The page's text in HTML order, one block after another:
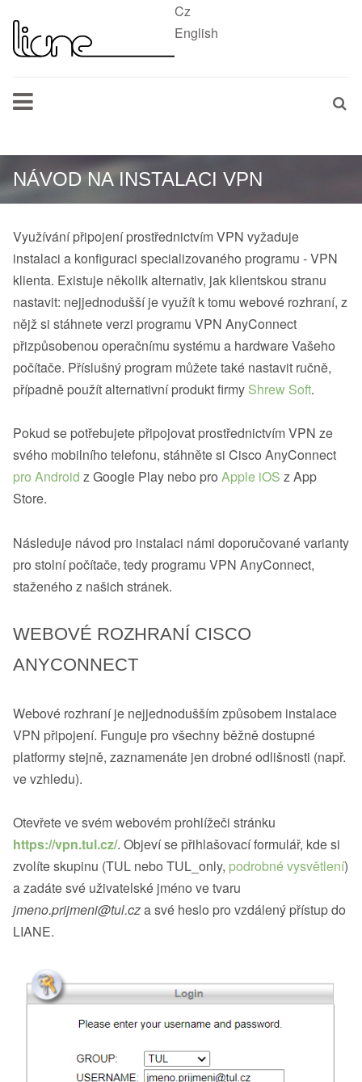
Cz
English
NÁVOD NA INSTALACI VPN
Využívání připojení prostřednictvím VPN vyžaduje
instalaci a konfiguraci specializovaného programu - VPN
klienta. Existuje několik alternativ, jak klientskou stranu
nastavit: nejjednodušší je využít k tomu webové rozhraní, z
nějž si stáhnete verzi programu VPN AnyConnect
přizpůsobenou operačnímu systému a hardware Vašeho
počítače. Příslušný program můžete také nastavit ručně,
případně použít alternativní produkt firmy Shrew Soft.
Pokud se potřebujete připojovat prostřednictvím VPN ze
svého mobilního telefonu, stáhněte si Cisco AnyConnect
pro Android z Google Play nebo pro Apple iOS z App
Store.
Následuje návod pro instalaci námi doporučované varianty
pro stolní počítače, tedy programu VPN AnyConnect,
staženého z našich stránek.
WEBOVÉ ROZHRANÍ CISCO
ANYCONNECT
Webové rozhraní je nejjednodušším způsobem instalace
VPN připojení. Funguje pro všechny běžně dostupné
platformy stejně, zaznamenáte jen drobné odlišnosti (např.
ve vzhledu).
Otevřete ve svém webovém prohlížeči stránku
https://vpn.tul.cz/. Objeví se přihlašovací formulář, kde si
zvolíte skupinu (TUL nebo TUL_only, podrobné vysvětlení)
a zadáte své uživatelské jméno ve tvaru
jmeno.prijmeni@tul.cza své heslo pro vzdálený přístup do
LIANE.